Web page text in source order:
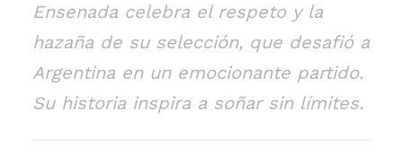
Ensenada celebra el respeto y la
hazaña de su selección, que desafió a
Argentina en un emocionante partido.
Su historia inspira a soñar sin límites.